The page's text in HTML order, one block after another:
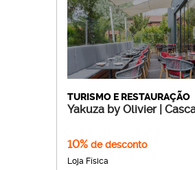
TURISMO E RESTAURAÇÃO
Yakuza by Olivier |
10% de desconto
Loja Física